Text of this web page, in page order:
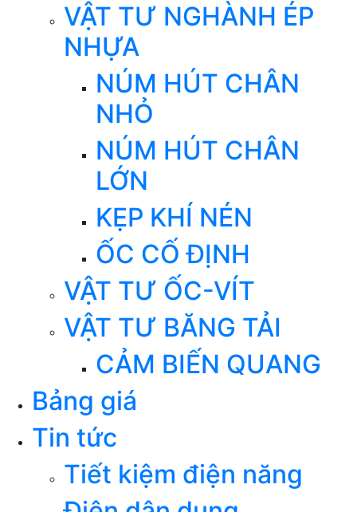
VẬT TƯ NGHÀNH ÉP
NHỰA
NÚM HÚT CHÂN
NHỎ
NÚM HÚT CHÂN
LỚN
KẸP KHÍ NÉN
ỐC CỐ ĐỊNH
VẬT TƯ ỐC-VÍT
VẬT TƯ BĂNG TẢI
CẢM BIẾN QUANG
Bảng giá
Tin tức
Tiết kiệm điện năng